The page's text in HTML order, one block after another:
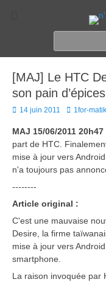
Pour les nymphos
[MAJ] Le HTC
son pain d’épices
Posted
14 juin 2011 Author
1for-matik
MAJ 15/06/2011 20h47
part de HTC.
mise à jour vers
n'a toujours pas
--------
Article original :
C'est une mauvaise
Desire, la firme
mise à jour vers
smartphone.
La raison invoquée par